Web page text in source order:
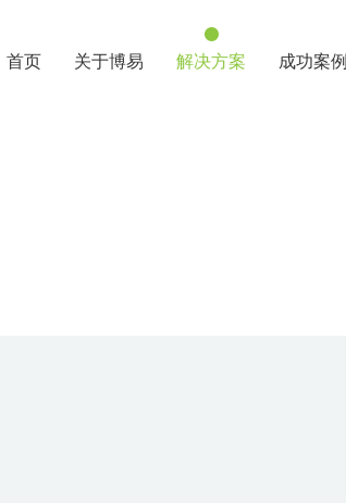
首页 关于博易 解决方案 成功案例